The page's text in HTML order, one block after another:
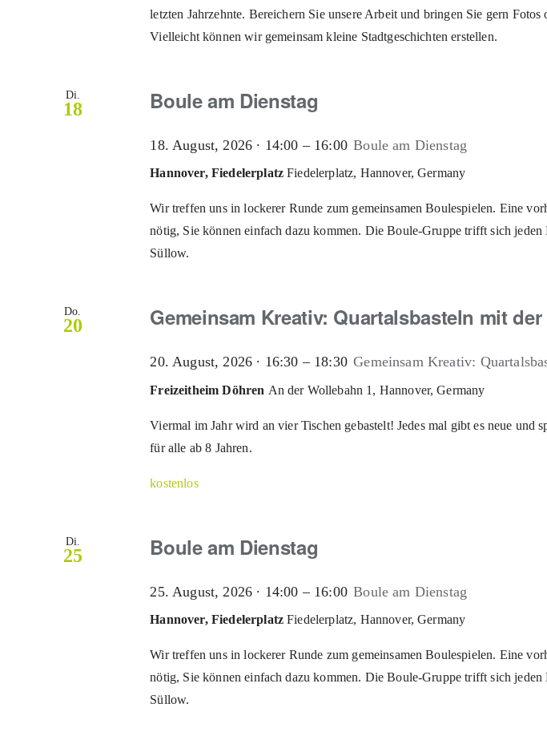
letzten Jahrzehnte. Bereichern Sie unsere Arbeit und bringen Sie gern Fotos
Vielleicht können wir gemeinsam kleine Stadtgeschichten erstellen.
Di.
18 Boule am Dienstag
18. August, 2026 ∙ 14:00 – 16:00 Boule am Dienstag
Hannover, FiedelerplatzFiedelerplatz, Hannover, Germany
Wir treffen uns in lockerer Runde zum gemeinsamen Boulespielen. Eine
nötig, Sie können einfach dazu kommen. Die Boule-Gruppe trifft sich
Süllow.
Do.
20 Gemeinsam Kreativ: Quartalsbasteln mit
20. August, 2026 ∙ 16:30 – 18:30 Gemeinsam Kreativ:
Freizeitheim Döhren An der Wollebahn 1, Hannover, Germany
Viermal im Jahr wird an vier Tischen gebastelt! Jedes mal gibt es neue und
für alle ab 8 Jahren.
kostenlos
Di.
25 Boule am Dienstag
25. August, 2026 ∙ 14:00 – 16:00 Boule am Dienstag
Hannover, FiedelerplatzFiedelerplatz, Hannover, Germany
Wir treffen uns in lockerer Runde zum gemeinsamen Boulespielen. Eine
nötig, Sie können einfach dazu kommen. Die Boule-Gruppe trifft sich
Süllow.